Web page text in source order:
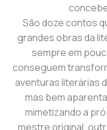
São doze contos
grandes obras da
sempre em
conseguem
aventuras literárias
mas bem
mimetizando a
mestre original,